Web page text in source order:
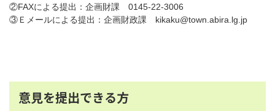
②FAXによる提出：企画財課 0145-22-3006
③Ｅメールによる提出：企画財政課 kikaku@town.abira.lg.jp
意見を提出できる方